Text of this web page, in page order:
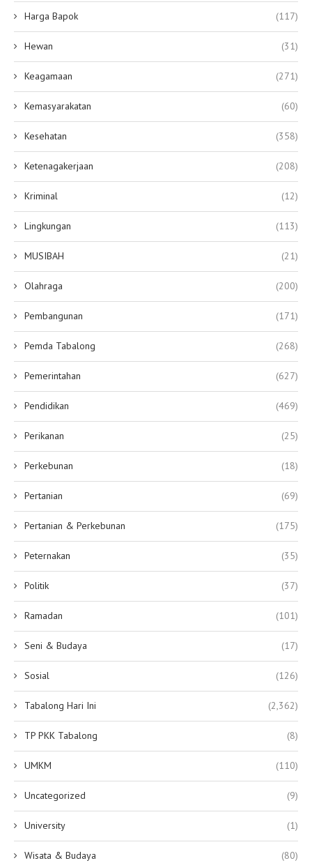
Harga Bapok (117)
Hewan (31)
Keagamaan (271)
Kemasyarakatan (60)
Kesehatan (358)
Ketenagakerjaan (208)
Kriminal (12)
Lingkungan (113)
MUSIBAH (21)
Olahraga (200)
Pembangunan (171)
Pemda Tabalong (268)
Pemerintahan (627)
Pendidikan (469)
Perikanan (25)
Perkebunan (18)
Pertanian (69)
Pertanian & Perkebunan (175)
Peternakan (35)
Politik (37)
Ramadan (101)
Seni & Budaya (17)
Sosial (126)
Tabalong Hari Ini (2,362)
TP PKK Tabalong (8)
UMKM (110)
Uncategorized (9)
University (1)
Wisata & Budaya (80)